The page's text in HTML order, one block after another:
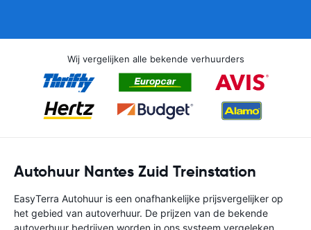
Wij vergelijken alle bekende verhuurders
Autohuur Nantes Zuid Treinstation
EasyTerra Autohuur is een onafhankelijke prijsvergelijker op
het gebied van autoverhuur. De prijzen van de bekende
autoverhuur bedrijven worden in ons systeem vergeleken,